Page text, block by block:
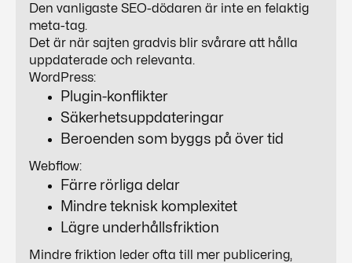
Den vanligaste SEO-dödaren är inte en felaktig
meta-tag.
Det är när sajten gradvis blir svårare att hålla
uppdaterade och relevanta.
WordPress:
Plugin-konflikter
Säkerhetsuppdateringar
Beroenden som byggs på över tid
Webflow:
Färre rörliga delar
Mindre teknisk komplexitet
Lägre underhållsfriktion
Mindre friktion leder ofta till mer publicering,